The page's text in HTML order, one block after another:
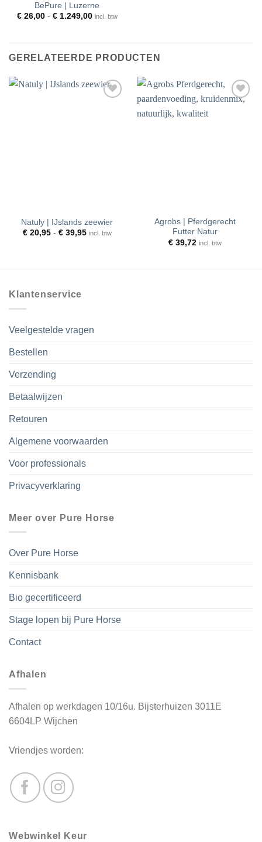
BePure | Luzerne
€26,00 - €1.249,00Prijsklasse:
incl. btw
GERELATEERDE PRODUCTEN
Natuly | IJslands zeewier
€20,95 - €39,95Prijsklasse:
incl. btw
Agrobs | Pferdgerecht
Futter Natur
€ 39,72 incl. btw
Klantenservice
Veelgestelde vragen
Bestellen
Verzending
Betaalwijzen
Retouren
Algemene voorwaarden
Voor professionals
Privacyverklaring
Meer over Pure Horse
Over Pure Horse
Kennisbank
Bio gecertificeerd
Stage lopen bij Pure Horse
Contact
Afhalen
Afhalen op werkdagen 10/16u. Bijsterhuizen 3011E
6604LP Wijchen
Vriendjes worden:
Webwinkel Keur